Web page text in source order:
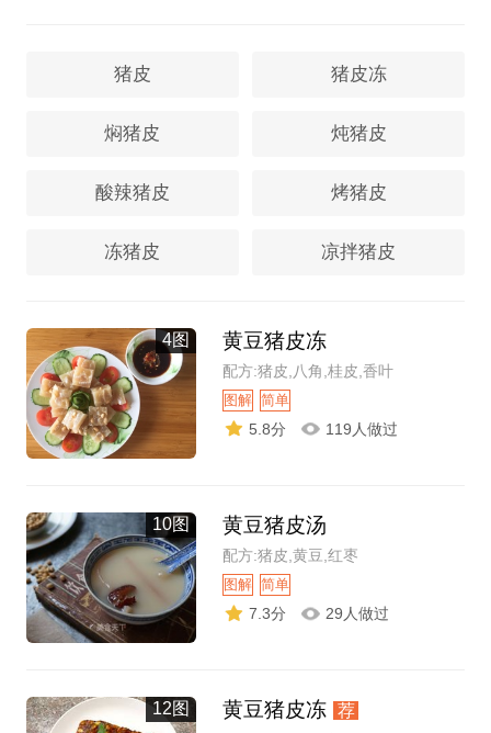
猪皮 猪皮冻
焖猪皮 炖猪皮
酸辣猪皮 烤猪皮
冻猪皮 凉拌猪皮
4图 黄豆猪皮冻
配方:猪皮,八角,桂皮,香叶
图解 简单
5.8分 119人做过
10图 黄豆猪皮汤
配方:猪皮,黄豆,红枣
图解 简单
7.3分 29人做过
12图 黄豆猪皮冻 荐